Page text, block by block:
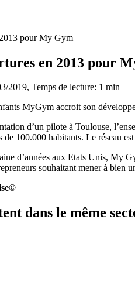
pour My Gym
en 2013 pour
2019, Temps de lecture: 1 min
MyGym accroit son
d’un pilote à Toulouse,
de 100.000 habitants. Le réseau
d’années aux Etats Unis, My
souhaitant mener à bien
dans le même